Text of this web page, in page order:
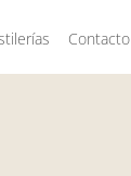
Contacto